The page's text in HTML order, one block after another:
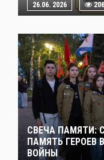
26.06. 2026 206
СВЕЧА ПАМЯТИ:
ПАМЯТЬ ГЕРОЕВ
ВОЙНЫ